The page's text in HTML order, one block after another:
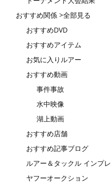
おすすめ関係 >全部見る
おすすめDVD
おすすめアイテム
お気に入りルアー
おすすめ動画
事件事故
水中映像
湖上動画
おすすめ店舗
おすすめ記事ブログ
ルアー＆タックル インプレ
ヤフーオークション